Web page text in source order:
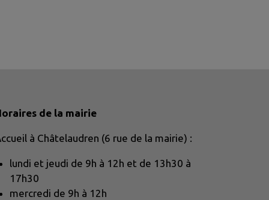
de la mairie
à Châtelaudren (6 rue de la mairie) :
lundi et jeudi de 9h à 12h et de 13h30 à
17h30
mercredi de 9h à 12h